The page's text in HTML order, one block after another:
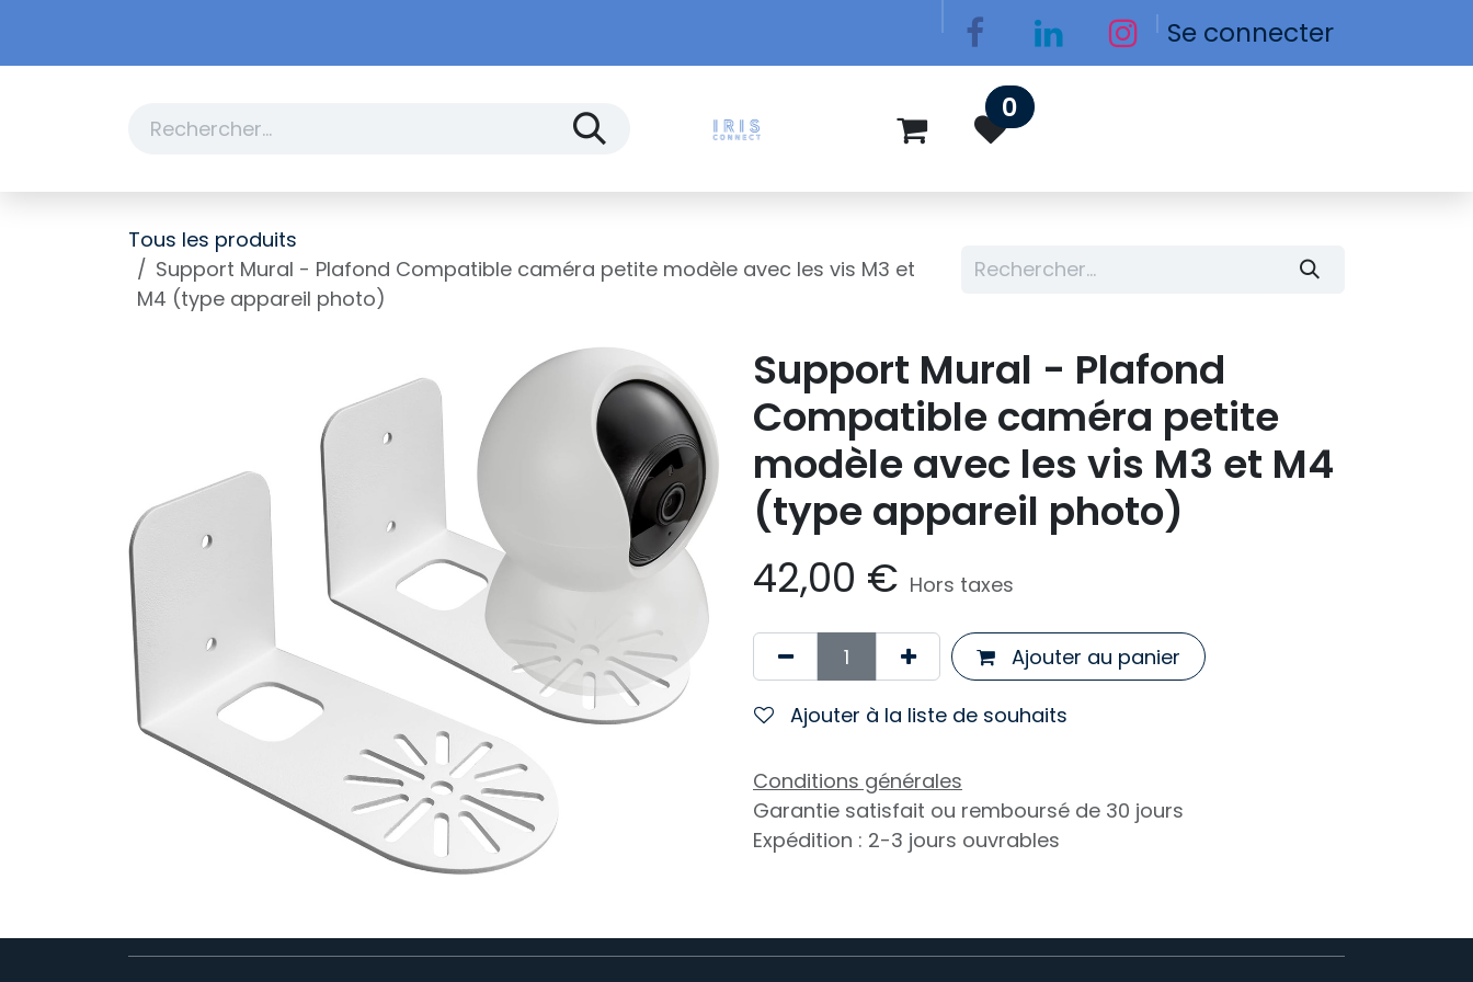
Se connecter
0
Tous les produits
Support Mural - Plafond Compatible caméra petite modèle avec les vis M3 et
M4 (type appareil photo)
Support Mural - Plafond
Compatible caméra petite
modèle avec les vis M3 et M4
(type appareil photo)
42,00 € Hors taxes
Ajouter au panier
Ajouter à la liste de souhaits
Conditions générales
Garantie satisfait ou remboursé de 30 jours
Expédition : 2-3 jours ouvrables